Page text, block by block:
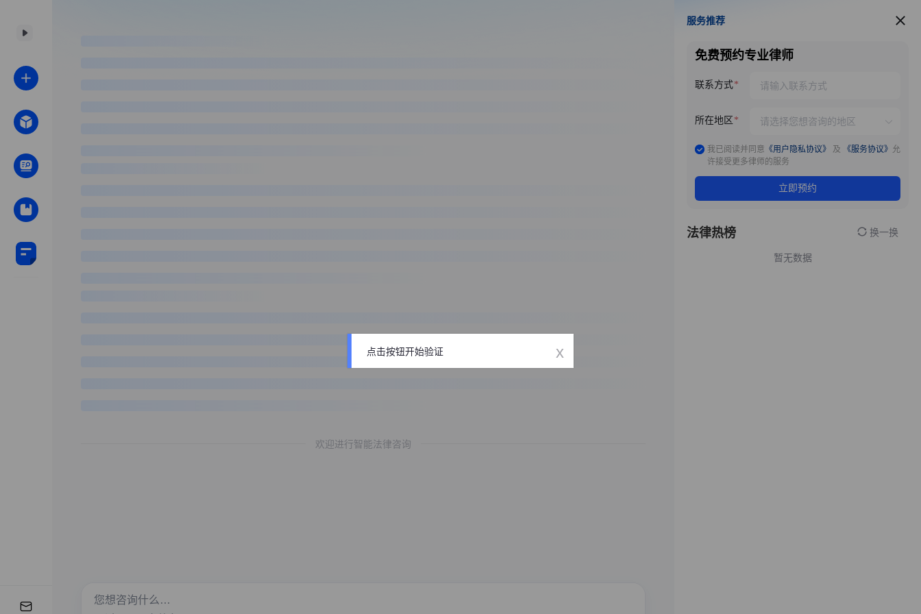
欢迎进行智能法律咨询
服务推荐
服务推荐
免费预约专业律师
联系方式
所在地区
我已阅读并同意 《用户隐私协议》 及 《服务协议》 允
许接受更多律师的服务
立即预约
法律热榜 换一换
暂无数据
点击按钮开始验证 x